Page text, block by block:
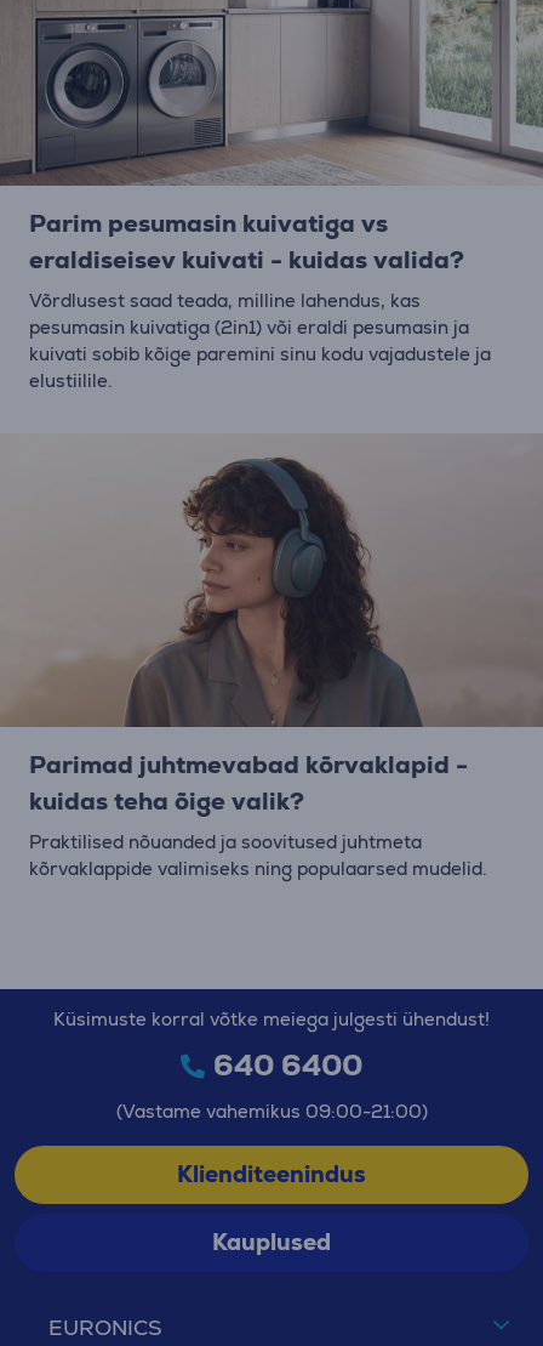
Parim pesumasin kuivatiga vs
eraldiseisev kuivati - kuidas valida?
Võrdlusest saad teada, milline lahendus, kas
pesumasin kuivatiga (2in1) või eraldi pesumasin ja
kuivati sobib kõige paremini sinu kodu vajadustele ja
elustiilile.
Parimad juhtmevabad kõrvaklapid -
kuidas teha õige valik?
Praktilised nõuanded ja soovitused juhtmeta
kõrvaklappide valimiseks ning populaarsed mudelid.
EURONICS
Küsimuste korral võtke meiega julgesti ühendust!
640 6400
(Vastame vahemikus 09:00-21:00)
Klienditeenindus
Kauplused